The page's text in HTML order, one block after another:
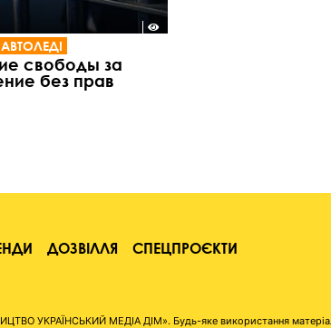
АВТОЛЕДІ
свободы за
без прав
ДОЗВІЛЛЯ СПЕЦПРОЄКТИ
УКРАЇНСЬКИЙ МЕДІА ДІМ». Будь-яке використання